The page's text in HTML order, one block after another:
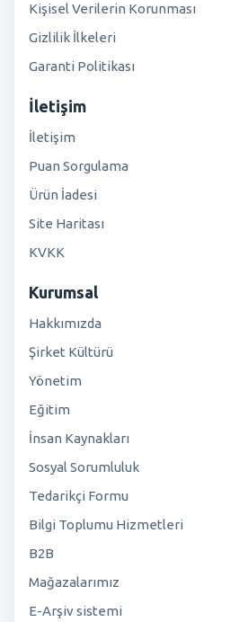
Kişisel Verilerin Korunması
Gizlilik İlkeleri
Garanti Politikası
İletişim
İletişim
Puan Sorgulama
Ürün İadesi
Site Haritası
KVKK
Kurumsal
Hakkımızda
Şirket Kültürü
Yönetim
Eğitim
İnsan Kaynakları
Sosyal Sorumluluk
Tedarikçi Formu
Bilgi Toplumu Hizmetleri
B2B
Mağazalarımız
E-Arşiv sistemi